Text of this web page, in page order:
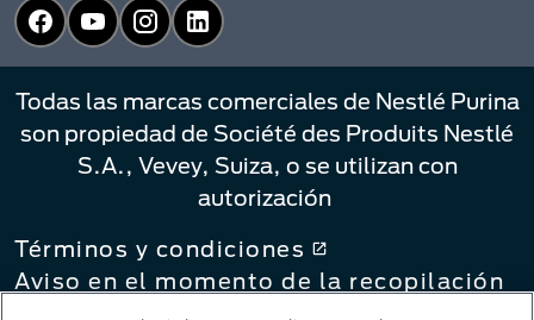
Facebook
YouTubeInstagram
LinkedIn
Todas las marcas comerciales de Nestlé Purina
son propiedad de Société des Produits Nestlé
S.A., Vevey, Suiza, o se utilizan con
autorización
Términos y condiciones
Aviso en el momento de la recopilación
Política de privacidad